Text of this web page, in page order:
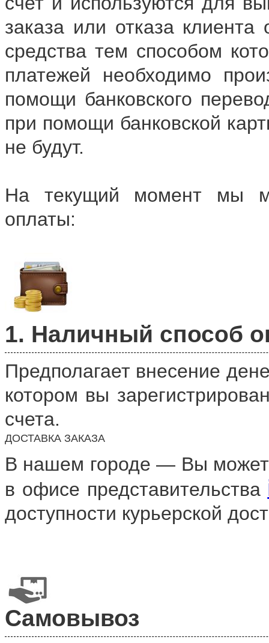
заказа или отказа клиента
средства тем способом
платежей необходимо
помощи банковского
при помощи банковской
не будут.
На текущий момент мы
оплаты:
1. Наличный способ
Предполагает внесение
котором вы
счета.
ДОСТАВКА ЗАКАЗА
В нашем городе — Вы
в офисе представительства
доступности курьерской
Самовывоз